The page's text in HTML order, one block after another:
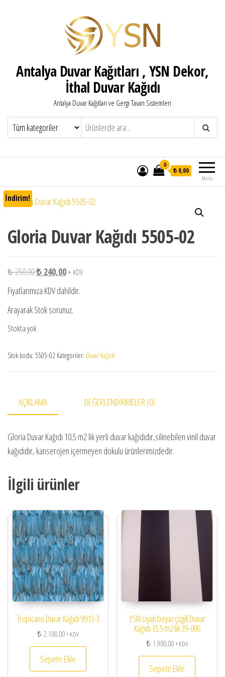
Antalya Duvar Kağıtları , YSN Dekor,
İthal Duvar Kağıdı
Antalya Duvar Kağıtları ve Gergi Tavan Sistemleri
Menü
0
₺ 0,00
İndirim!
Gloria Duvar Kağıdı 5505-02
₺250,00Orijinal fiyat: ₺ 250,00.
₺240,00Şu andaki fiyat: ₺ 240,00.
+ KDV
Fiyatlarımıza KDV dahildir.
Arayarak Stok sorunuz.
Stokta yok
Stok kodu: 5505-02 Kategoriler: Duvar Kağıdı
AÇIKLAMA DEĞERLENDIRMELER (0)
Gloria Duvar Kağıdı 10.5 m2 lik yerli duvar kağıdıdır,silinebilen vinil duvar
kağıdıdır, kanserojen içermeyen dokulu ürünlerimizdedir.
İlgili ürünler
Tropicano Duvar Kağıdı 9913-3
₺2.100,00+ KDV
Sepete Ekle
YSN siyah beyaz çizgili Duvar
Kağıdı 15.5 m2 lik 39-006
₺ 1.900,00+ KDV
Sepete Ekle